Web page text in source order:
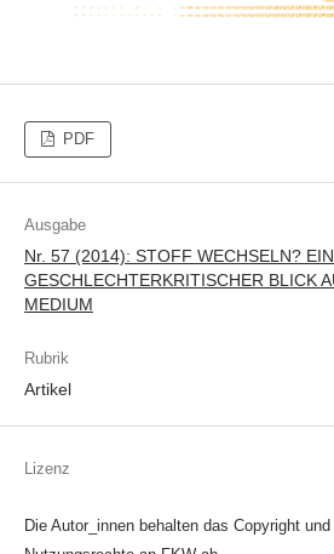
PDF
Ausgabe
Nr. 57 (2014): STOFF WECHSELN? EIN
GESCHLECHTERKRITISCHER BLICK
MEDIUM
Rubrik
Artikel
Lizenz
Die Autor_innen behalten das Copyright